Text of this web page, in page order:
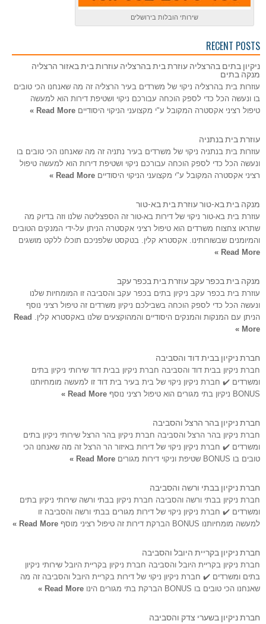
שירותי הובלות בירושלים
RECENT POSTS
ניקיון בתים בהרצליה עוזרת בית בהרצליה עוזרות בית באזור הרצליה
מנקה בתים
עוזרות בית בהרצליה ניקוי של משרדים בעיר הרצליה זה מה שאנחנו הכי טובים
בו ונעשה הכל כדי לספק הוכחה עבורכם ניקוי ושטיפת דירות הוא למעשה
טיפול רציני אקסטרה המקובל ע"י מקצועני הניקוי היסודיים Read More »
עוזרת בית בנתניה
עוזרות בית בנתניה ניקוי של משרדים בעיר נתניה זה מה שאנחנו הכי טובים בו
ונעשה הכל כדי לספק הוכחה עבורכם ניקוי ושטיפת דירות הוא למעשה טיפול
רציני אקסטרה המקובל ע"י מקצועני הניקוי היסודיים Read More »
מנקה בית בא-טור עוזרת בית בא-טור
עוזרת בית בא-טור ניקוי של דירות בא-טור זה הספצליטה שלנו וזה בדיוק מה
שתראו צחצוח משרדים הוא טיפול רציני אקסטרה הניתן על-ידי המנקים הטובים
והמיומנים שבשורותינו. אקסטרא קלין. בטקסט שלפניכם תוכלו ללקט מושגים
Read More »
מנקה בית בכפר עקב עוזרת בית בכפר עקב
עוזרת בית בכפר עקב ניקיון בתים בכפר עקב והסביבה זו המומחיות שלנו
ונעשה הכל כדי לספק הוכחה בשבילכם ניקיון משרדים זה טיפול רציני נוסף
הניתן עם המנקות והמנקים היסודיים והמהוקצעים שלנו באקסטרא קלין. Read
More »
חברת ניקיון בבית דוד והסביבה
חברת ניקיון בבית דוד והסביבה חברת ניקיון בבית דוד שירותי ניקיון בתים
ומשרדים ✔️ חברת ניקיון ניקוי של בית בעיר בית דוד זו למעשה מומחיותנו
BONUS ניקיון בתי מגורים הוא טיפול רציני נוסף
Read More »
חברת ניקיון בהר הרצל והסביבה
חברת ניקיון בהר הרצל והסביבה חברת ניקיון בהר הרצל שירותי ניקיון בתים
ומשרדים ✔️ חברת ניקיון ניקוי של דירות באיזור הר הרצל זה מה שאנחנו הכי
טובים בו BONUS שטיפת וניקוי דירות מגורים
Read More »
חברת ניקיון בבתי ורשה והסביבה
חברת ניקיון בבתי ורשה והסביבה חברת ניקיון בבתי ורשה שירותי ניקיון בתים
ומשרדים ✔️ חברת ניקיון ניקוי של דירות מגורים בבתי ורשה והסביבה זו
למעשה מומחיותנו BONUS הברקת דירות זה טיפול רציני מוסף
Read More »
חברת ניקיון בקריית היובל והסביבה
חברת ניקיון בקריית היובל והסביבה חברת ניקיון בקריית היובל שירותי ניקיון
בתים ומשרדים ✔️ חברת ניקיון ניקוי של דירות בקריית היובל והסביבה זה מה
שאנחנו הכי טובים בו BONUS הברקת בתי מגורים הינו
Read More »
חברת ניקיון בשערי צדק והסביבה